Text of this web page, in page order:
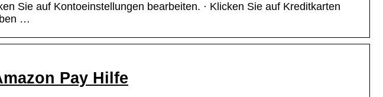
Sie auf Kontoeinstellungen bearbeiten. · Klicken Sie auf Kreditkarten
…
Pay Hilfe